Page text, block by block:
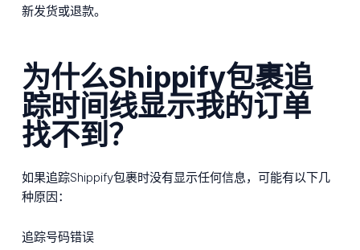
新发货或退款。
为什么Shippify包裹追
踪时间线显示我的订单
找不到？
如果追踪Shippify包裹时没有显示任何信息，可能有以下几
种原因：
追踪号码错误